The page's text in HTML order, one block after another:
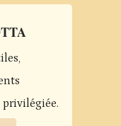
privilégiée.